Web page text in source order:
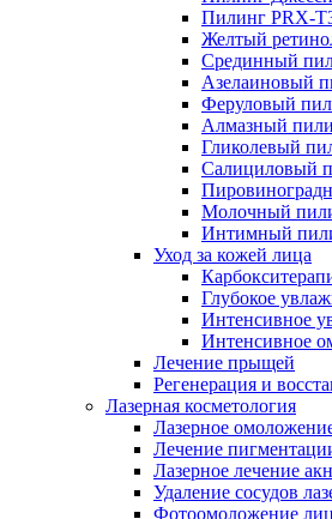
Пилинг PRX-
Желтый
Срединный
Азелаиновый
Феруловый
Алмазный
Гликолевый
Салициловый
Молочный
Интимный
Уход за кожей лица
Глубокое
Интенсивное
Интенсивное
Лечение прыщей
Регенерация и
Лазерная косметология
Лазерное
Лечение
Лазерное лечение
Удаление сосудов
Фотоомоложение